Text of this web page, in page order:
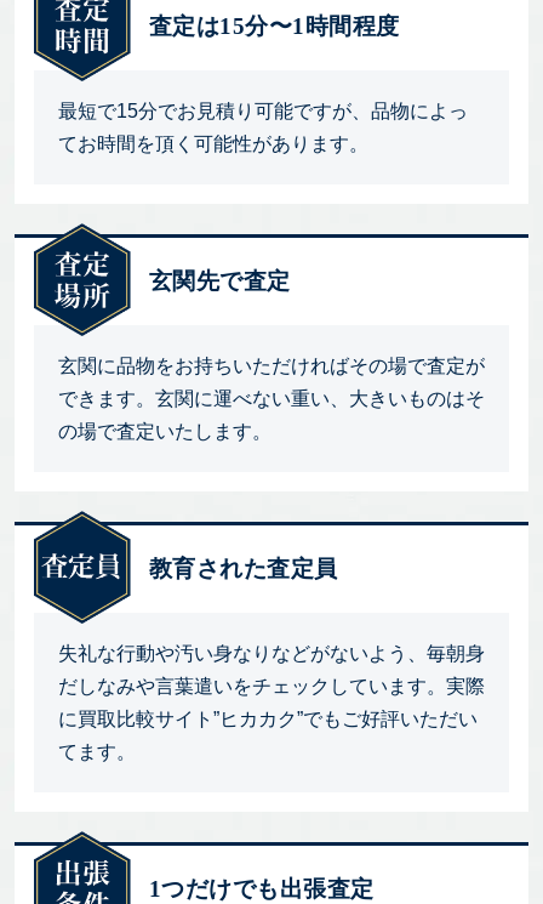
査定は15分〜1時間程度
最短で15分でお見積り可能ですが、品物によっ
てお時間を頂く可能性があります。
玄関先で査定
玄関に品物をお持ちいただければその場で査定が
できます。玄関に運べない重い、大きいものはそ
の場で査定いたします。
教育された査定員
失礼な行動や汚い身なりなどがないよう、毎朝身
だしなみや言葉遣いをチェックしています。実際
に買取比較サイト”ヒカカク”でもご好評いただい
てます。
1つだけでも出張査定